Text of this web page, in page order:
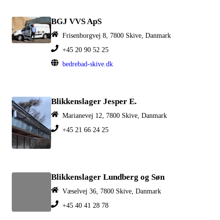
BGJ VVS ApS
Frisenborgvej 8, 7800 Skive, Danmark
+45 20 90 52 25
bedrebad-skive.dk
Blikkenslager Jesper E.
Marianevej 12, 7800 Skive, Danmark
+45 21 66 24 25
Blikkenslager Lundberg og Søn
Væselvej 36, 7800 Skive, Danmark
+45 40 41 28 78